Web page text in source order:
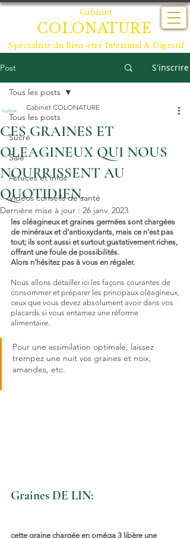
Cabinet
COLONATURE
Spécialiste du Bien-être Intestinal & Digestif
Post S'inscrire
Tous les posts
Sucré
Salé
Astuces et infos
Vidéos conseils de santé
Tous les posts
CES GRAINES ET
OLEAGINEUX QUI NOUS
NOURRISSENT AU
QUOTIDIEN.
Cabinet COLONATURE
Dernière mise à jour : 26 janv. 2023
les oléagineux et graines germées sont chargées
de minéraux et d'antioxydants, mais ce n'est pas
tout; ils sont aussi et surtout gustativement riches,
offrant une foule de possibilités.
Alors n'hésitez pas à vous en régaler.
Nous allons détailler ici les façons courantes de
consommer et préparer les principaux oléagineux,
ceux que vous devez absolument avoir dans vos
placards si vous entamez une réforme
alimentaire.
Pour une assimilation optimale, laissez
trempez une nuit vos graines et noix,
amandes, etc.
Graines DE LIN:
cette graine chargée en oméga 3 libère une